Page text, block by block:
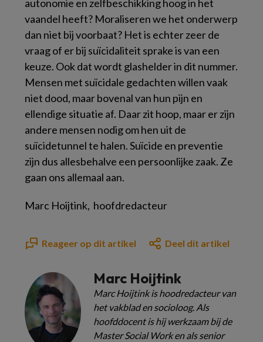
autonomie en zelfbeschikking hoog in het
vaandel heeft? Moraliseren we het onderwerp
dan niet bij voorbaat? Het is echter zeer de
vraag of er bij suïcidaliteit sprake is van een
keuze. Ook dat wordt glashelder in dit nummer.
Mensen met suïcidale gedachten willen vaak
niet dood, maar bovenal van hun pijn en
ellendige situatie af. Daar zit hoop, maar er zijn
andere mensen nodig om hen uit de
suïcidetunnel te halen. Suïcide en preventie
zijn dus allesbehalve een persoonlijke zaak. Ze
gaan ons allemaal aan.
Marc Hoijtink, hoofdredacteur
Reageer op dit artikel Deel dit artikel
Marc Hoijtink
Marc Hoijtink is hoodredacteur van
het vakblad en socioloog. Als
hoofddocent is hij werkzaam bij de
Master Social Work en als senior